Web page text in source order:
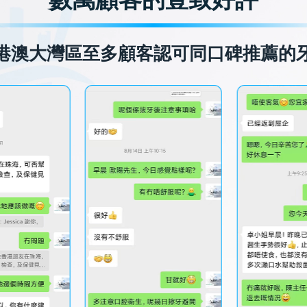
澳大灣區至多顧客認可同口碑推薦的